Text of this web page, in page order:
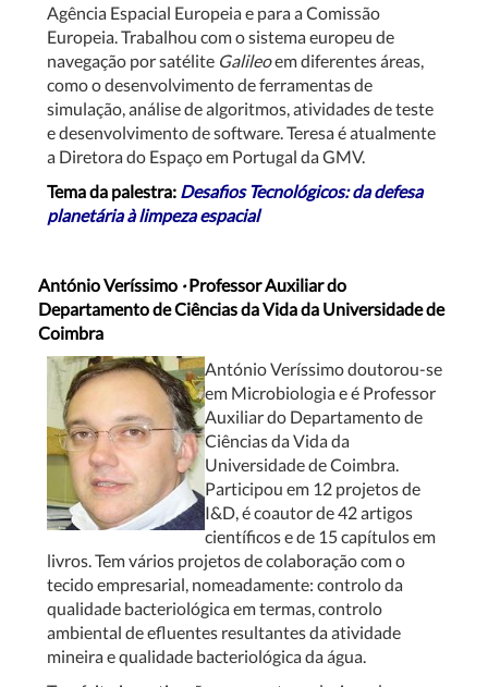
Agência Espacial Europeia e para a Comissão
Europeia. Trabalhou com o sistema europeu de
navegação por satélite Galileoem diferentes áreas,
como o desenvolvimento de ferramentas de
simulação, análise de algoritmos, atividades de teste
e desenvolvimento de software. Teresa é atualmente
a Diretora do Espaço em Portugal da GMV.
Tema da palestra: Desafios Tecnológicos: da defesa
planetária à limpeza espacial
António Veríssimo ·Professor Auxiliar do
Departamento de Ciências da Vida da Universidade de
Coimbra
António Veríssimo doutorou-se
em Microbiologia e é Professor
Auxiliar do Departamento de
Ciências da Vida da
Universidade de Coimbra.
Participou em 12 projetos de
I&D, é coautor de 42 artigos
científicos e de 15 capítulos em
livros. Tem vários projetos de colaboração com o
tecido empresarial, nomeadamente: controlo da
qualidade bacteriológica em termas, controlo
ambiental de efluentes resultantes da atividade
mineira e qualidade bacteriológica da água.